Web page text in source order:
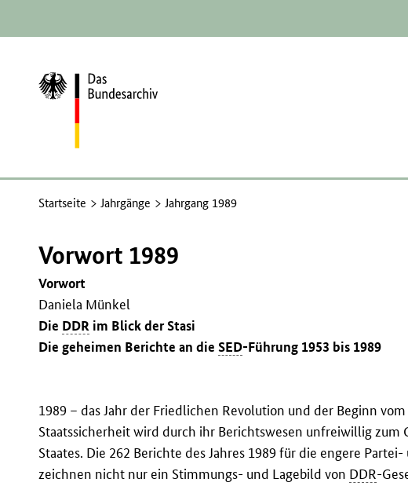
Zur
Startseite
Startseite Jahrgänge Jahrgang 1989
Vorwort 1989
Vorwort
Daniela Münkel
Die DDR im Blick der Stasi
Die geheimen Berichte an dieSED-Führung 1953 bis 1989
1989 – das Jahr der Friedlichen Revolution und der Beginn
Staatssicherheit wird durch ihr Berichtswesen unfreiwillig zum
Staates. Die 262 Berichte des Jahres 1989 für die engere
zeichnen nicht nur ein Stimmungs- und Lagebild von DDR-